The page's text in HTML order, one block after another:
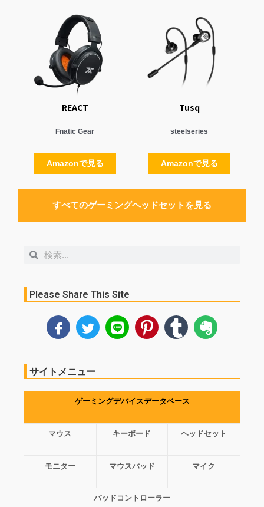
REACT
Fnatic Gear
Amazonで見る
Tusq
steelseries
Amazonで見る
すべてのゲーミングヘッドセットを見る
検
検
Please Share This Site
サイトメニュー
ゲーミングデバイスデータベース
マウス キーボード ヘッドセット
モニター マウスパッド マイク
パッドコントローラー